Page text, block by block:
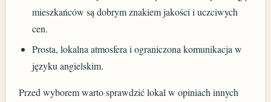
mieszkańców są dobrym znakiem jakości i uczciwych
cen.
Prosta, lokalna atmosfera i ograniczona komunikacja w
języku angielskim.
Przed wyborem warto sprawdzić lokal w opiniach innych